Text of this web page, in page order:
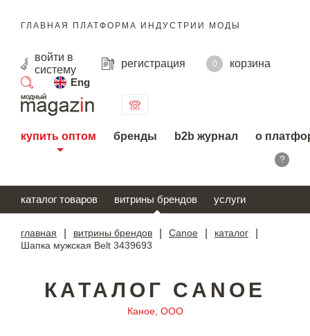
ГЛАВНАЯ ПЛАТФОРМА ИНДУСТРИИ МОДЫ
войти в
систему
регистрация 0
корзина
Eng
поиск
купить оптом бренды b2b журнал о
?
каталог товаров витрины брендов услуги
главная витрины брендов Canoe каталог
Шапка мужская Belt 3439693
КАТАЛОГ CANOE
Каное, ООО